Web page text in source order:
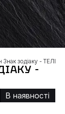
Знак зодіаку - ТЕЛЕЦЬ
-
В наявності